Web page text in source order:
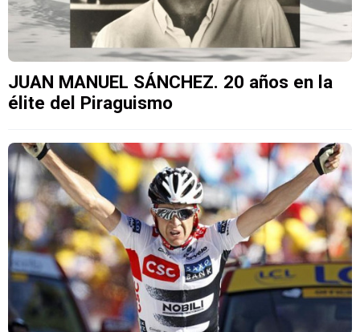
JUAN MANUEL SÁNCHEZ. 20 años en la
élite del Piraguismo